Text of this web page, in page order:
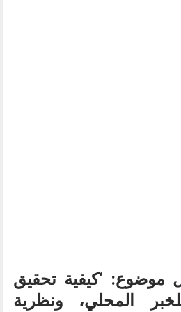
موضوع: ‘كيفية تحقيق
المحلي، ونظرية